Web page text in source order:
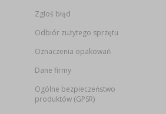
Zgłoś błąd
Odbiór zużytego sprzętu
Oznaczenia opakowań
Dane firmy
Ogólne bezpieczeństwo
produktów (GPSR)